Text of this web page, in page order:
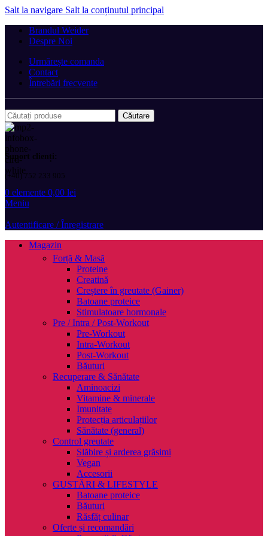
Salt la navigare Salt la conținutul principal
Brandul Weider
Despre Noi
Urmărește comanda
Contact
Întrebări frecvente
Căutare
Suport clienți:
(+40) 752 233 905
0 elemente 0,00 lei
Meniu
Autentificare / Înregistrare
Magazin
Forță & Masă
Proteine
Creatină
Creștere în greutate (Gainer)
Batoane proteice
Stimulatoare hormonale
Pre / Intra / Post-Workout
Pre-Workout
Intra-Workout
Post-Workout
Băuturi
Recuperare & Sănătate
Aminoacizi
Vitamine & minerale
Imunitate
Protecția articulațiilor
Sănătate (general)
Control greutate
Slăbire și arderea grăsimi
Vegan
Accesorii
GUSTĂRI & LIFESTYLE
Batoane proteice
Băuturi
Răsfăț culinar
Oferte și recomandări